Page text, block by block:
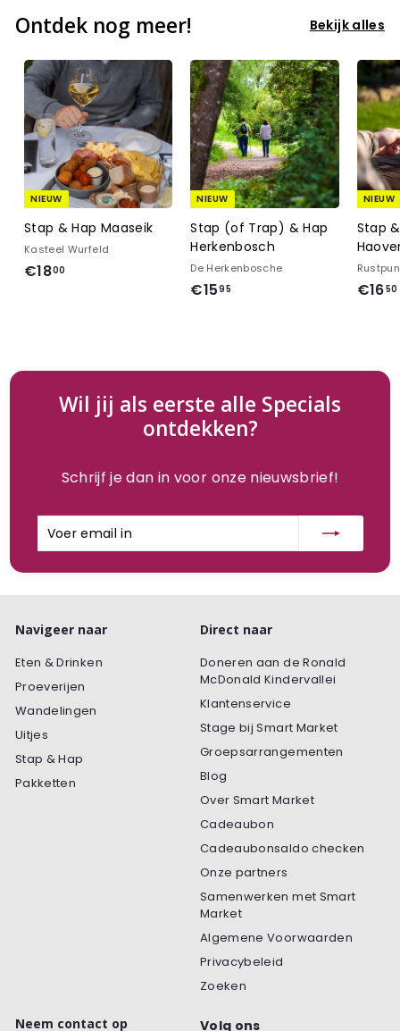
Ontdek nog meer! Bekijk alles
NIEUW
Stap & Hap Maaseik
Kasteel Wurfeld
€1800
0
NIEUW
Stap (of Trap) & Hap
Herkenbosch
De Herkenbosche
€1595
9
5
NIEUW
Stap
€1650
Wil jij als eerste alle Specials
ontdekken?
Schrijf je dan in voor onze nieuwsbrief!
Navigeer naar
Eten & Drinken
Proeverijen
Wandelingen
Uitjes
Stap & Hap
Pakketten
Direct naar
Doneren aan de Ronald
McDonald Kindervallei
Klantenservice
Stage bij Smart Market
Groepsarrangementen
Blog
Over Smart Market
Cadeaubon
Cadeaubonsaldo checken
Onze partners
Samenwerken met Smart
Market
Algemene Voorwaarden
Privacybeleid
Zoeken
Neem contact op Volg ons